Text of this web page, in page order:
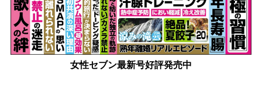
女性セブン最新号好評発売中